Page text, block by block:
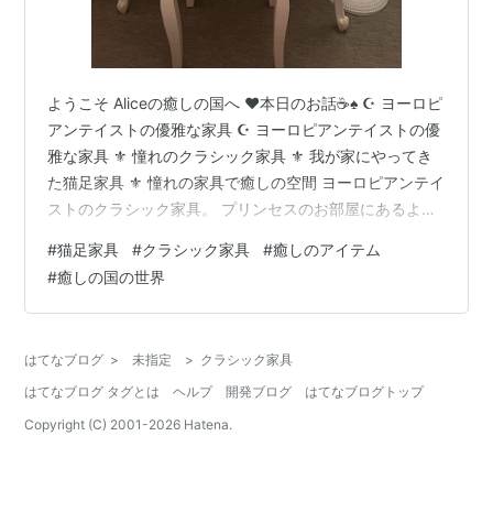
ようこそ Aliceの癒しの国へ ❤本日のお話☕♠ ☪️ ヨーロピ
アンテイストの優雅な家具 ☪️ ヨーロピアンテイストの優
雅な家具 ⚜️ 憧れのクラシック家具 ⚜️ 我が家にやってき
た猫足家具 ⚜️ 憧れの家具で癒しの空間 ヨーロピアンテイ
ストのクラシック家具。 プリンセスのお部屋にあるよう
くしの家にもその憧れの家具がやってきた扉の世界へ、
ご案内させていただきます🧚 ⚜️ 憧れのクラシック家具 プ
リンセスのような部屋で過ごすのは、わたくしの憬れで
いるお店。 『メゾン・ド・マルシェ』 こちらの…
#猫足家具 #クラシック家具 #癒しのアイテム
#癒しの国の世界
はてなブログ > 未指定 > クラシック家具
はてなブログ タグとは
ヘルプ 開発ブログ
はてなブログトップ
Copyright (C) 2001-2026 Hatena.